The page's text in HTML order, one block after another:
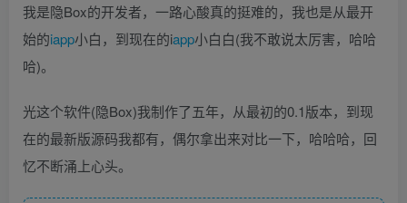
我是隐Box的开发者，一路心酸真的挺难的，我也是从最开
始的iapp小白，到现在的iapp小白白(我不敢说太厉害，哈哈
哈)。
光这个软件(隐Box)我制作了五年，从最初的0.1版本，到现
在的最新版源码我都有，偶尔拿出来对比一下，哈哈哈，回
忆不断涌上心头。